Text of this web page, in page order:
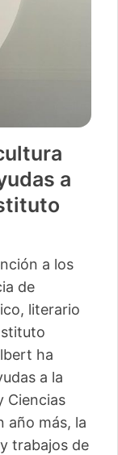
a
a los
de
literario
ha
a la
Ciencias
año más, la
trabajos de